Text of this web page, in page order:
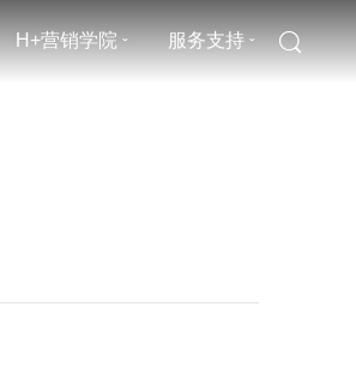
H+营销学院 ˇ 服务支持 ˇ